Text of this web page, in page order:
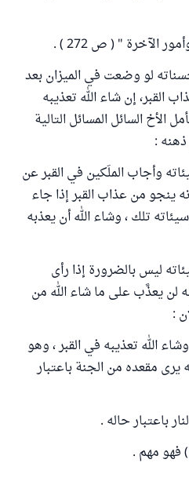
الآخرة " ( ص 272 ) .
لو وضعت في الميزان بعد
القبر، إن شاء الله تعذيبه
السائل المسائل التالية
:
وأجاب الملَكين في القبر عن
ينجو من عذاب القبر إذا جاء
تلك ، وشاء الله أن يعذبه
ليس بالضرورة إذا رأى
لن يعذَّب على ما شاء الله من
:
الله تعذيبه في القبر ، وهو
يرى مقعده من الجنة باعتبار
باعتبار حاله .
) فهو مهم .